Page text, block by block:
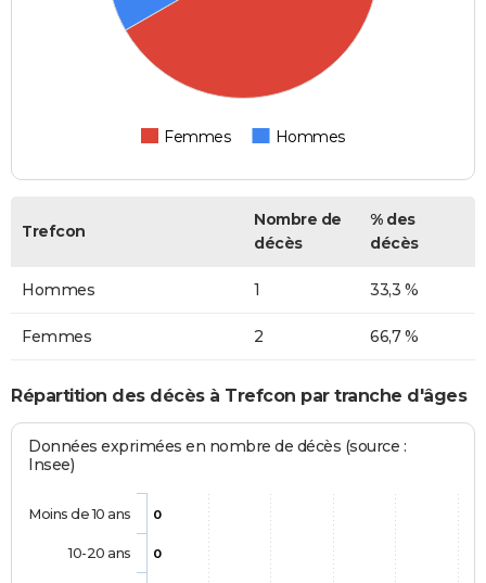
Femmes Hommes
Trefcon
Nombre de
décès
% des
décès
Hommes 1 33,3 %
Femmes 2 66,7 %
Répartition des décès à Trefcon par tranche d'âges
Données exprimées en nombre de décès (source :
Insee)
0
0
Moins de 10 ans
10-20 ans